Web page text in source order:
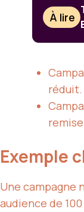
À lire
réduit.
Exemple
Une campagne
audience de